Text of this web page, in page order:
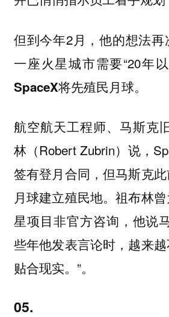
但到今年2月，他的想法
一座火星城市需要“20年
SpaceX将先殖民月球。
航空航天工程师、马斯克
林（Robert Zubrin）说，
签有登月合同，但马斯克
月球建立殖民地。祖布林
星项目非官方咨询，他说
些年他发表言论时，越来
贴合现实。 ”。
05.